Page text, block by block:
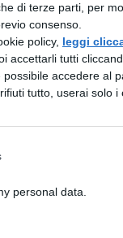
di terze parti, per
consenso.
policy, leggi
accettarli tutti
accedere al
tutto, userai solo i
personal data.
Tesina